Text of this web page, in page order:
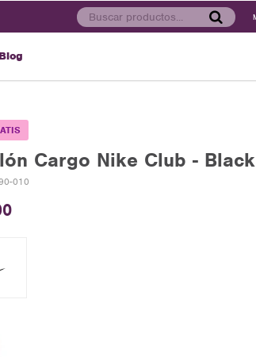
Blog
Cargo Nike Club - Black
010